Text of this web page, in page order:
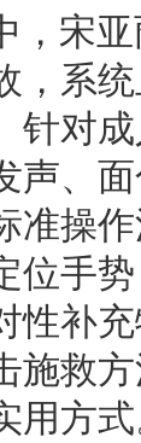
，宋
，系
针对
声、
准操
位手
性补
施救
方式